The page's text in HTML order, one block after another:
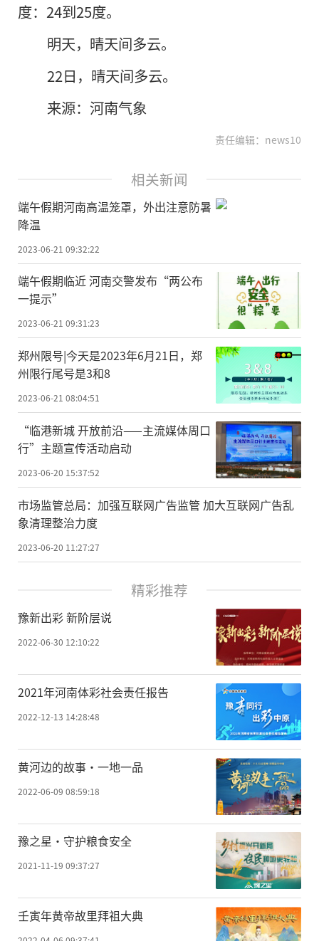
度：24到25度。
明天，晴天间多云。
22日，晴天间多云。
来源：河南气象
责任编辑：news10
相关新闻
端午假期河南高温笼罩，外出注意防暑
降温
2023-06-21 09:32:22
端午假期临近 河南交警发布“两公布
一提示”
2023-06-21 09:31:23
郑州限号|今天是2023年6月21日，郑
州限行尾号是3和8
2023-06-21 08:04:51
“临港新城 开放前沿——主流媒体周口
行”主题宣传活动启动
2023-06-20 15:37:52
市场监管总局：加强互联网广告监管 加大互联网广告乱
象清理整治力度
2023-06-20 11:27:27
精彩推荐
豫新出彩 新阶层说
2022-06-30 12:10:22
2021年河南体彩社会责任报告
2022-12-13 14:28:48
黄河边的故事·一地一品
2022-06-09 08:59:18
豫之星·守护粮食安全
2021-11-19 09:37:27
壬寅年黄帝故里拜祖大典